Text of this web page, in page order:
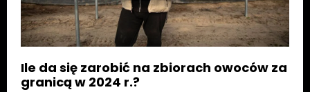
Ile da się zarobić na zbiorach owoców za
granicą w 2024 r.?